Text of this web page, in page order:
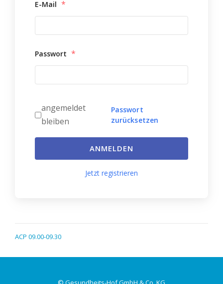
E-Mail *
Passwort *
angemeldet
bleiben
Passwort
zurücksetzen
ANMELDEN
Jetzt registrieren
ACP 09.00-09.30